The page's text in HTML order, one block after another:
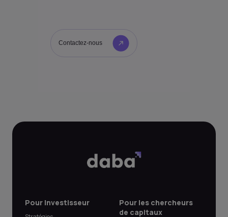
Contactez-nous
Pour Investisseur
Pour les chercheurs
de capitaux